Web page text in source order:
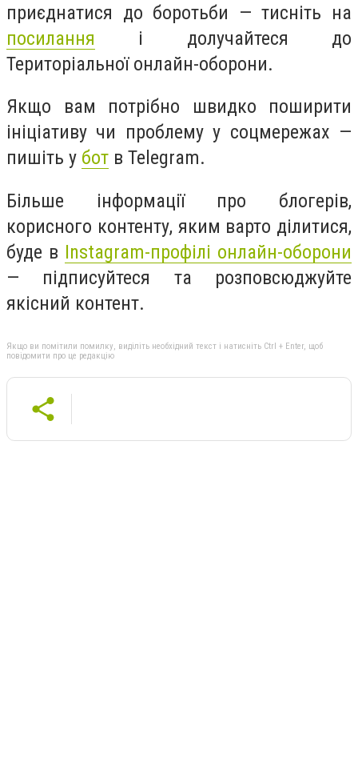
приєднатися до боротьби — тисніть на
посилання і долучайтеся до
Територіальної онлайн-оборони.
Якщо вам потрібно швидко поширити
ініціативу чи проблему у соцмережах —
пишіть у бот в Telegram.
Більше інформації про блогерів,
корисного контенту, яким варто ділитися,
буде в Instagram-профілі онлайн-оборони
— підписуйтеся та розповсюджуйте
якісний контент.
Якщо ви помітили помилку, виділіть необхідний текст і натисніть Ctrl + Enter, щоб
повідомити про це редакцію